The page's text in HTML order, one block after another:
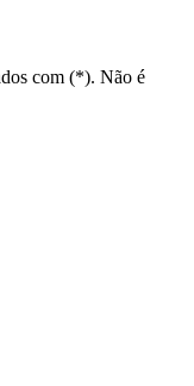
com (*). Não é